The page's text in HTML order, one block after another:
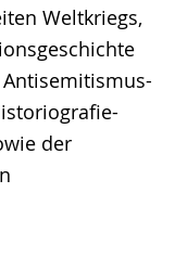
Weltkriegs,
der